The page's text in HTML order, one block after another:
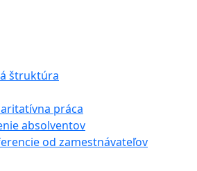
štruktúra
práca
absolventov
od zamestnávateľov